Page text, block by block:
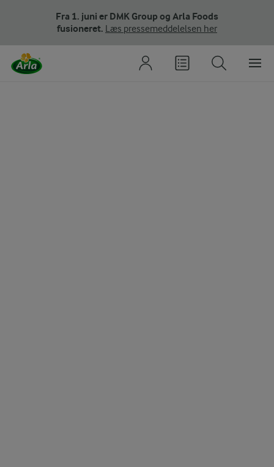
Fra 1. juni er DMK Group og Arla Foods
fusioneret. Læs pressemeddelelsen her